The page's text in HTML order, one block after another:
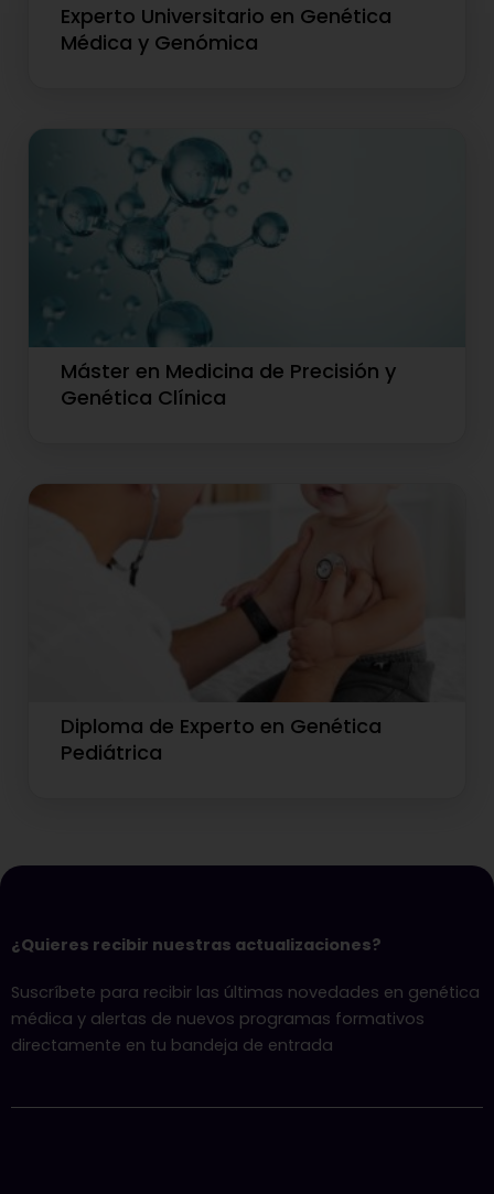
Experto Universitario en Genética
Médica y Genómica
Máster en Medicina de Precisión y
Genética Clínica
Diploma de Experto en Genética
Pediátrica
¿Quieres recibir nuestras actualizaciones?
Suscríbete para recibir las últimas novedades en genética
médica y alertas de nuevos programas formativos
directamente en tu bandeja de entrada